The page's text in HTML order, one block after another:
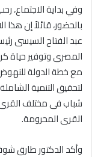
وفي بداية الاجتماع،
بالحضور، قائلاً إن هذا
عبد الفتاح السيسى
المصرى وتوفير حياة
مع خطة الدولة للنهوض
لتحقيق التنمية
شباب فى مختلف القرى
القرى المحرومة.
وأكد الدكتور طارق